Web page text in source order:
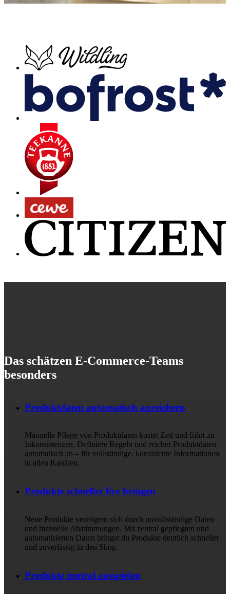
Das schätzen E-Commerce-Teams
besonders
Produktdaten automatisch anreichern
Manuelle Pflege von Produktdaten kostet Zeit und führt zu
Inkonsistenzen. Definiere Regeln und reicher Produktdaten
automatisch an – für vollständige, konsistente Informationen
in allen Kanälen.
Produkte schneller live bringen
Neue Produkte verzögern sich durch unvollständige Daten
und manuelle Abstimmungen. Mit zentral gepflegten und
automatisierten Daten bringst du Produkte deutlich schneller
und zuverlässig in den Shop.
Produkte zentral ausspielen